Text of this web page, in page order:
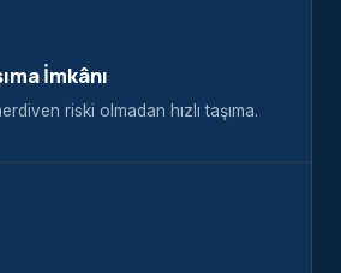
İmkânı
riski olmadan hızlı taşıma.